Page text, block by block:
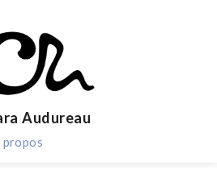
Audureau
propos